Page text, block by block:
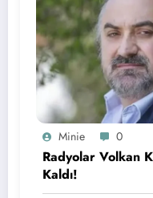
Minie 0
Radyolar Volkan
Kaldı!